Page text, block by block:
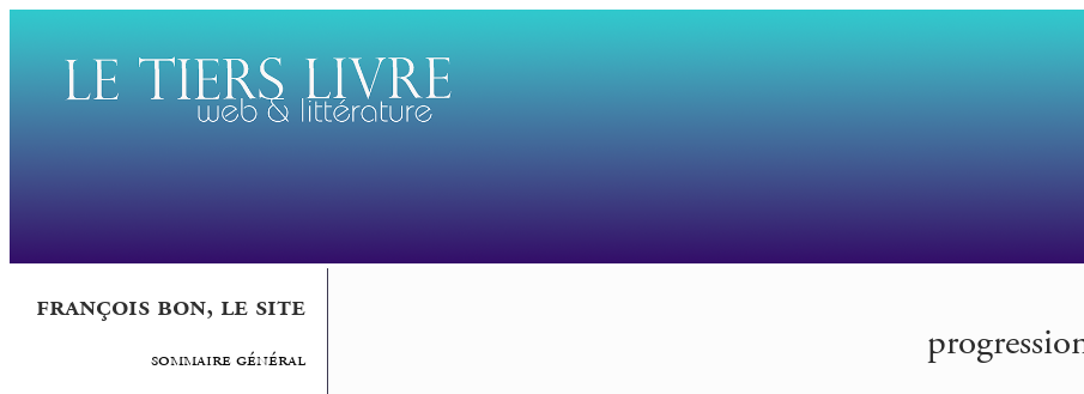
françois bon, le site
sommaire général